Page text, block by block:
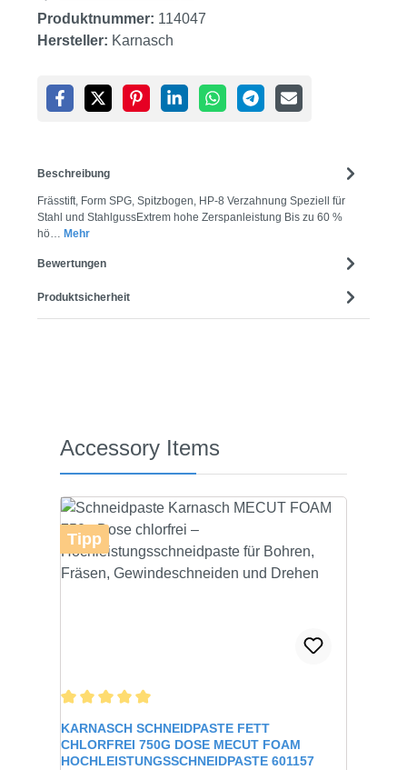
Produktnummer: 114047
Hersteller: Karnasch
Beschreibung
Frässtift, Form SPG, Spitzbogen, HP-8 Verzahnung Speziell für
Stahl und StahlgussExtrem hohe Zerspanleistung Bis zu 60 %
hö… Mehr
Bewertungen
Produktsicherheit
Produktgalerie überspringen
Accessory Items
Tipp
KARNASCH SCHNEIDPASTE FETT
CHLORFREI 750G DOSE MECUT FOAM
HOCHLEISTUNGSSCHNEIDPASTE 601157